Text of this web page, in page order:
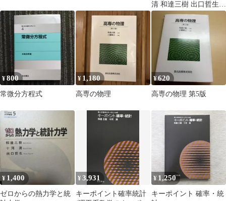
清 和達三樹 出口哲生
岩波書店
¥800
常微分方程式
¥ 1,180
高専の物理
¥620
高専の物理 第5版
¥ 1,400
ゼロからの熱力学と統
¥3,931
キーポイント確率統計
¥ 1,250
キーポイント 確率・統